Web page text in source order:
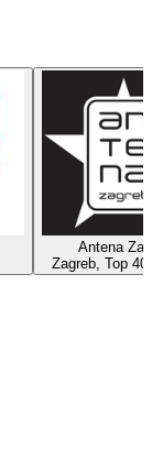
Antena
Zagreb, Top